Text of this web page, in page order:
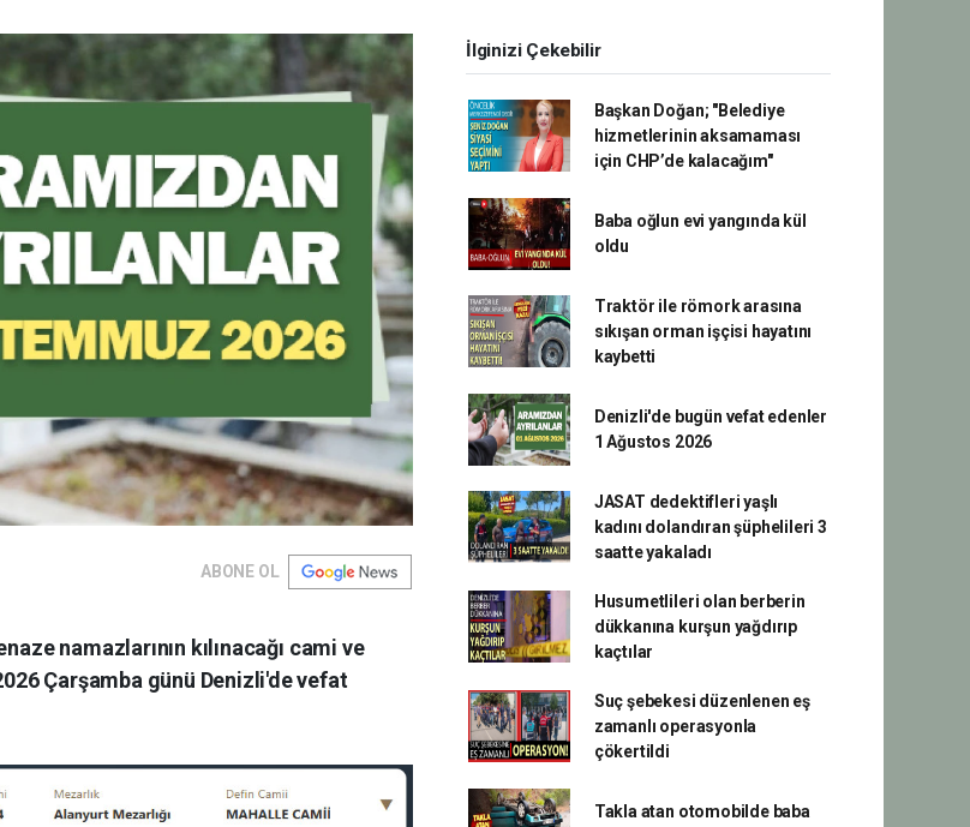
ABONE OL
namazlarının kılınacağı cami ve
Çarşamba günü Denizli'de vefat
İlginizi Çekebilir
Başkan Doğan; "Belediye
hizmetlerinin aksamaması
için CHP’de kalacağım"
Baba oğlun evi yangında kül
oldu
Traktör ile römork arasına
sıkışan orman işçisi hayatını
kaybetti
Denizli'de bugün vefat edenler
1 Ağustos 2026
JASAT dedektifleri yaşlı
kadını dolandıran şüphelileri 3
saatte yakaladı
Husumetlileri olan berberin
dükkanına kurşun yağdırıp
kaçtılar
Suç şebekesi düzenlenen eş
zamanlı operasyonla
çökertildi
Takla atan otomobilde baba